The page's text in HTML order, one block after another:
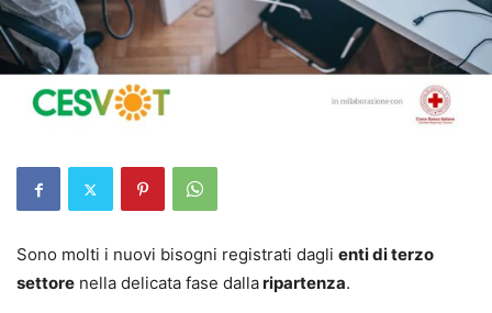
Sono molti i nuovi bisogni registrati dagli enti di terzo
settore nella delicata fase dallaripartenza.